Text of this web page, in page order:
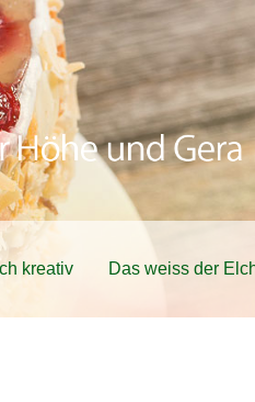
kreativ Das weiss der